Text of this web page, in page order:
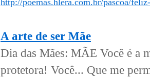
http://poemas.hlera.com.br/pascoa/
A arte de ser Mãe
Dia das Mães: MÃE Você é a
protetora! Você... Que me